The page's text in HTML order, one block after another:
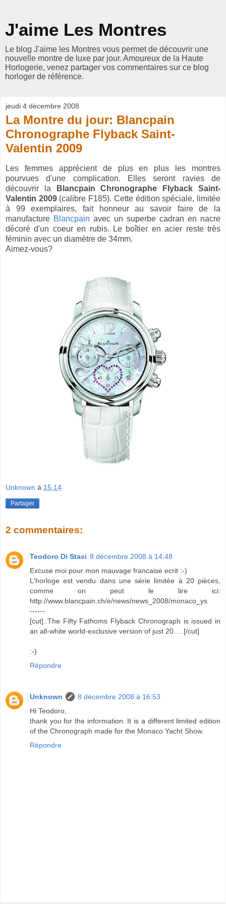
J'aime Les Montres
Le blog J'aime les Montres vous permet de découvrir une
nouvelle montre de luxe par jour. Amoureux de la Haute
Horlogerie, venez partager vos commentaires sur ce blog
horloger de référence.
jeudi 4 décembre 2008
La Montre du jour: Blancpain
Chronographe Flyback Saint-
Valentin 2009
Les femmes apprécient de plus en plus les montres
pourvues d'une complication. Elles seront ravies de
découvrir la
Blancpain Chronographe Flyback Saint-
Valentin 2009 (calibre F185). Cette édition spéciale, limitée
à 99 exemplaires, fait honneur au savoir faire de la
manufacture Blancpain avec un superbe cadran en nacre
décoré d'un coeur en rubis. Le boîtier en acier reste très
féminin avec un diamètre de 34mm.
Aimez-vous?
Unknown à 15:14
Partager
2 commentaires:
Teodoro Di Stasi 8 décembre 2008 à 14:48
Excuse moi pour mon mauvage francaise ecrit :-)
L'horloge est vendu dans une série limitée à 20 pièces,
comme on peut le lire ici:
http://www.blancpain.ch/e/news/news_2008/monaco_ys
------
[cut]..The Fifty Fathoms Flyback Chronograph is issued in
an all-white world-exclusive version of just 20.....[/cut]
:-)
Répondre
Unknown
8 décembre 2008 à 16:53
Hi Teodoro,
thank you for the information. It is a different limited edition
of the Chronograph made for the Monaco Yacht Show.
Répondre